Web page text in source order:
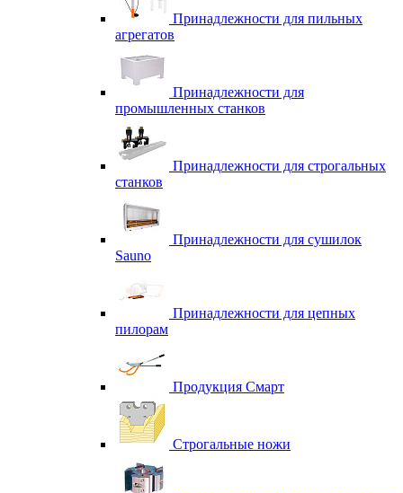
Принадлежности для пильных
агрегатов
Принадлежности для
промышленных станков
Принадлежности для строгальных
станков
Принадлежности для сушилок
Sauno
Принадлежности для цепных
пилорам
Продукция Смарт
Строгальные ножи